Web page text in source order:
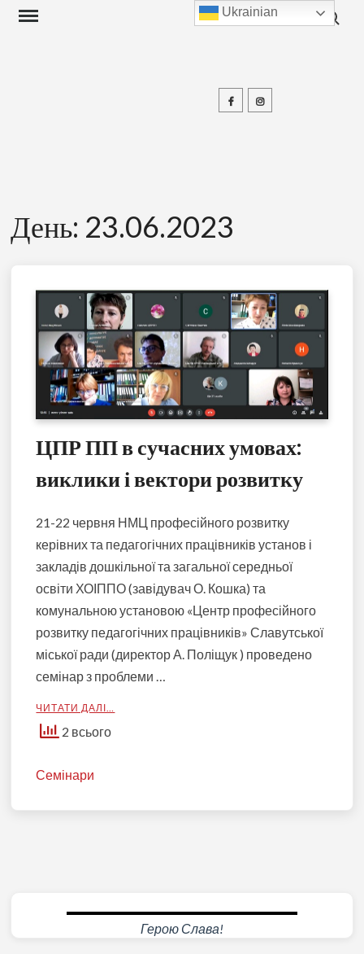
Skip
Search
FacebookInstagram
День: 23.06.2023
ЦПР ПП в сучасних умовах:
виклики і вектори розвитку
21-22 червня НМЦ професійного розвитку
керівних та педагогічних працівників установ і
закладів дошкільної та загальної середньої
освіти ХОІППО (завідувач О. Кошка) та
комунальною установою «Центр професійного
розвитку педагогічних працівників» Славутської
міської ради (директор А. Поліщук ) проведено
семінар з проблеми …
ЧИТАТИ ДАЛІ…
2 всього
Семінари
Герою Слава!
Ukrainian